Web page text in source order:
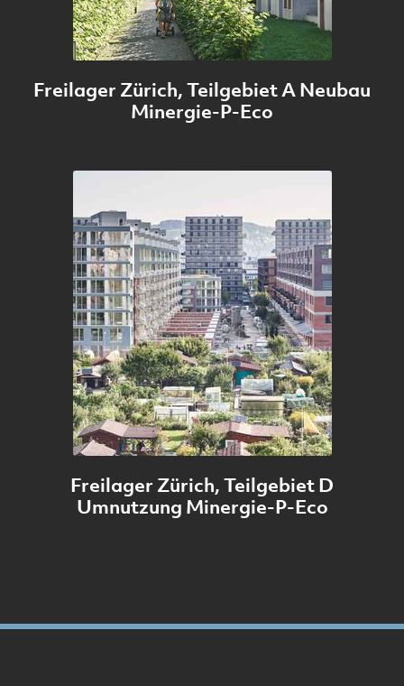
Freilager Zürich, Teilgebiet A Neubau
Minergie-P-Eco
Freilager Zürich, Teilgebiet D
Umnutzung Minergie-P-Eco